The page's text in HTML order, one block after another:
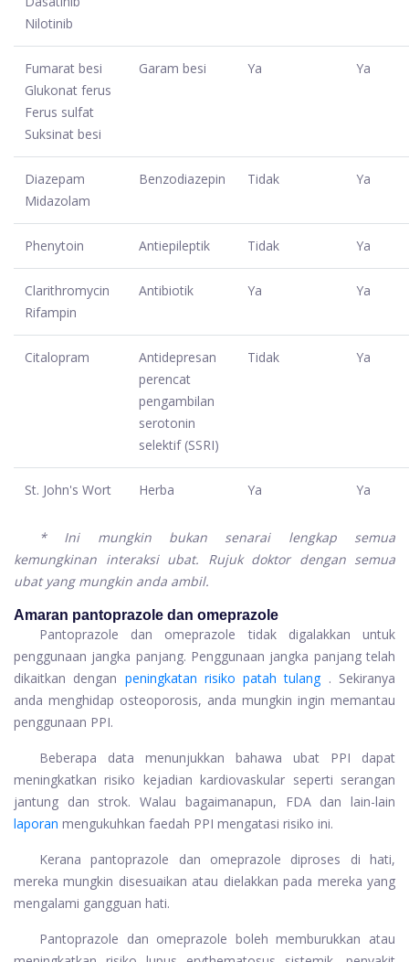
Nilotinib
Fumarat besi
Glukonat ferus
Ferus sulfat
Suksinat besi
Garam besi Ya Ya
Diazepam
Midazolam
Benzodiazepin Tidak Ya
Phenytoin Antiepileptik Tidak Ya
Clarithromycin
Rifampin
Antibiotik Ya Ya
Citalopram
Antidepresan
perencat
pengambilan
serotonin
selektif (SSRI)
Tidak Ya
St. John's Wort Herba Ya Ya
* Ini mungkin bukan senarai lengkap semua
kemungkinan interaksi ubat. Rujuk doktor dengan semua
ubat yang mungkin anda ambil.
Amaran pantoprazole dan omeprazole
Pantoprazole dan omeprazole tidak digalakkan untuk
penggunaan jangka panjang. Penggunaan jangka panjang telah
dikaitkan dengan peningkatan risiko patah tulang. Sekiranya
anda menghidap osteoporosis, anda mungkin ingin memantau
penggunaan PPI.
Beberapa data menunjukkan bahawa ubat PPI dapat
meningkatkan risiko kejadian kardiovaskular seperti serangan
jantung dan strok. Walau bagaimanapun, FDA dan lain-lain
laporan mengukuhkan faedah PPI mengatasi risiko ini.
Kerana pantoprazole dan omeprazole diproses di hati,
mereka mungkin disesuaikan atau dielakkan pada mereka yang
mengalami gangguan hati.
Pantoprazole dan omeprazole boleh memburukkan atau